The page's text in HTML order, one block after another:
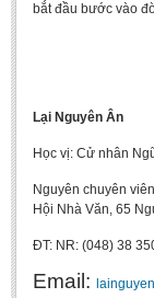
bắt đầu bước vào
Lại Nguyên Ân
Học vị: Cử nhân
Nguyên chuyên
Hội Nhà Văn, 65
ĐT: NR: (048) 38
Email: